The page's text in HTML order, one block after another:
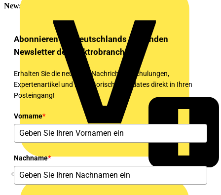
Alexander Bürkle GmbH & Co. KG
Newsletter
Abonnieren Sie Deutschlands führenden
Newsletter der Elektrobranche!
Erhalten Sie die neuesten Nachrichten, Schulungen,
Expertenartikel und regulatorischen Updates direkt in Ihren
Posteingang!
Vorname*
Nachname*